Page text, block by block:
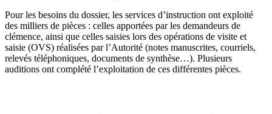
Pour les besoins du dossier, les services d’instruction ont exploité
des milliers de pièces : celles apportées par les demandeurs de
clémence, ainsi que celles saisies lors des opérations de visite et
saisie (OVS) réalisées par l’Autorité (notes manuscrites, courriels,
relevés téléphoniques, documents de synthèse…). Plusieurs
auditions ont complété l’exploitation de ces différentes pièces.